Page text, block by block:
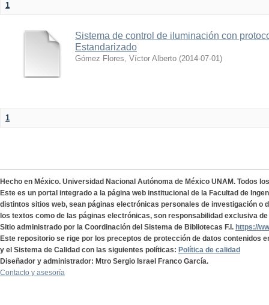
1
Sistema de control de iluminación con
Estandarizado
Gómez Flores, Víctor Alberto (2014-07-01)
1
Hecho en México. Universidad Nacional Autónoma de México UNAM. Todos
Este es un portal integrado a la página web institucional de la Facultad de
distintos sitios web, sean páginas electrónicas personales de investigación o
los textos como de las páginas electrónicas, son responsabilidad exclusiva
Sitio administrado por la Coordinación del Sistema de Bibliotecas F.I. https://
Este repositorio se rige por los preceptos de protección de datos contenidos
y el Sistema de Calidad con las siguientes políticas: Política de calidad
Diseñador y administrador: Mtro Sergio Israel Franco García.
Contacto y asesoría